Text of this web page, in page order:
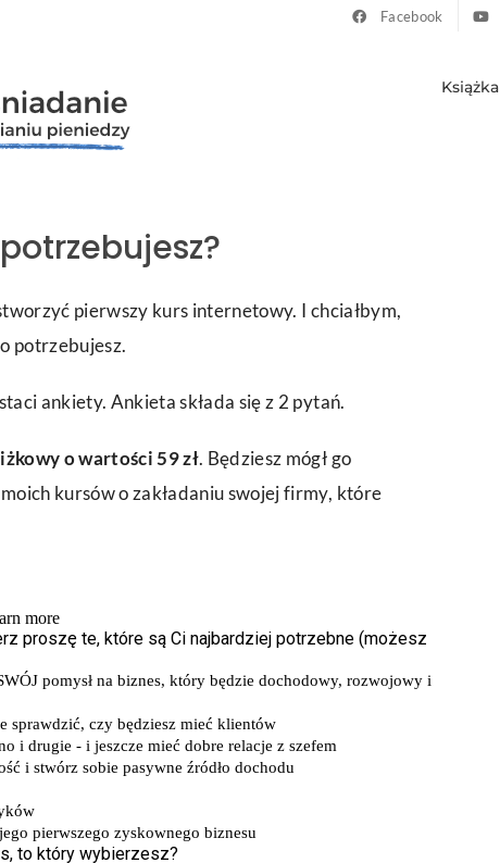
Facebook
Książka
pierwszy kurs internetowy. I chciałbym,
potrzebujesz.
ankiety. Ankieta składa się z 2 pytań.
o wartości 59 zł. Będziesz mógł go
kursów o zakładaniu swojej firmy, które